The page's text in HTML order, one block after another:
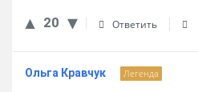
20 Ответить
Ольга Кравчук Легенда